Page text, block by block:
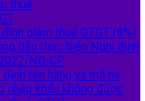
thuế
giảm thuế GTGT (8%)
dẫn thực hiện Nghị định
NĐ-CP
định tên hàng và mã hs
nhập khẩu không được